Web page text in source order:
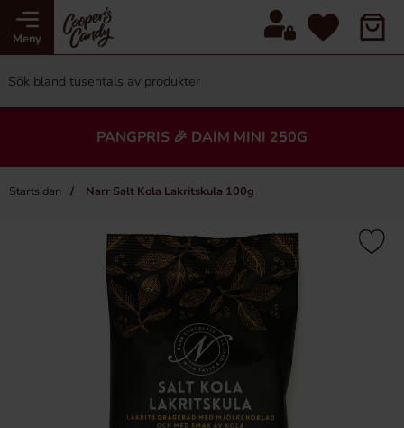
Meny
PANGPRIS 🎉 DAIM MINI 250G
Startsidan Narr Salt Kola Lakritskula 100g